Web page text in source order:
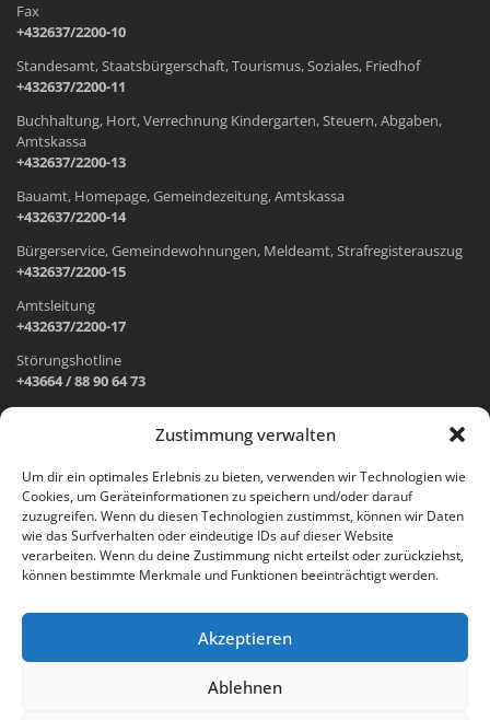
Zustimmung verwalten
Um dir ein optimales Erlebnis zu bieten, verwenden wir Technologien wie
Cookies, um Geräteinformationen zu speichern und/oder darauf
zuzugreifen. Wenn du diesen Technologien zustimmst, können wir Daten
wie das Surfverhalten oder eindeutige IDs auf dieser Website
verarbeiten. Wenn du deine Zustimmung nicht erteilst oder zurückziehst,
können bestimmte Merkmale und Funktionen beeinträchtigt werden.
Akzeptieren
Ablehnen
Fax
+432637/2200-10
Standesamt, Staatsbürgerschaft, Tourismus, Soziales, Friedhof
+432637/2200-11
Buchhaltung, Hort, Verrechnung Kindergarten, Steuern, Abgaben,
Amtskassa
+432637/2200-13
Bauamt, Homepage, Gemeindezeitung, Amtskassa
+432637/2200-14
Bürgerservice, Gemeindewohnungen, Meldeamt, Strafregisterauszug
+432637/2200-15
Amtsleitung
+432637/2200-17
Störungshotline
+43664 / 88 90 64 73
Wr. Neustädter Straße 1
2733 Grünbach am Schneeberg
Öffnungszeiten Gemeindeamt:
Montag: 8.00 – 12.00 Uhr und 14.00 – 18.00 Uhr
Freitag: 8.00 – 12.00 Uhr
Email: